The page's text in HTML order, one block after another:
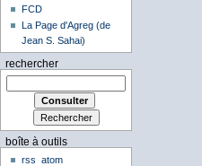
FCD
La Page d'Agreg (de
Jean S. Sahai)
rechercher
boîte à outils
rss
atom